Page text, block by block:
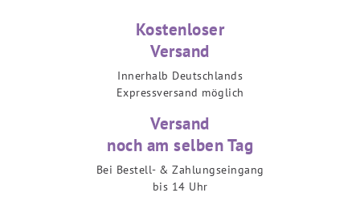
Kostenloser
Versand
Innerhalb Deutschlands
Expressversand möglich
Versand
noch am selben Tag
Bei Bestell- & Zahlungseingang
bis 14 Uhr